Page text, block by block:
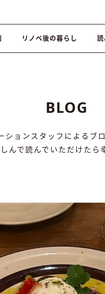
リノベ後の暮らし
BLOG
ションスタッフによるブ
んで読んでいただけたら